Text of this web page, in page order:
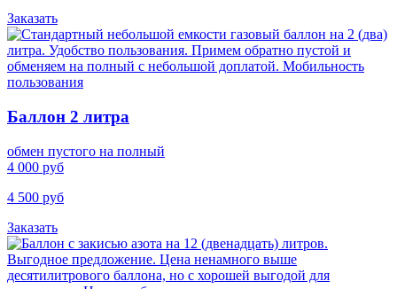
Заказать
Баллон 2 литра
обмен пустого на полный
4 000 руб
4 500 руб
Заказать